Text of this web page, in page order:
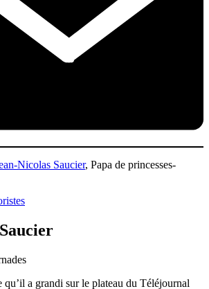
Nicolas Saucier, Papa de princesses-
qu’il a grandi sur le plateau du Téléjournal